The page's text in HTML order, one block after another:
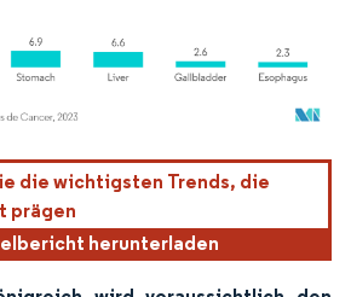
Wiederverwendung erfordert Namensnennung gemäß
die wichtigsten Trends, die
prägen
herunterladen